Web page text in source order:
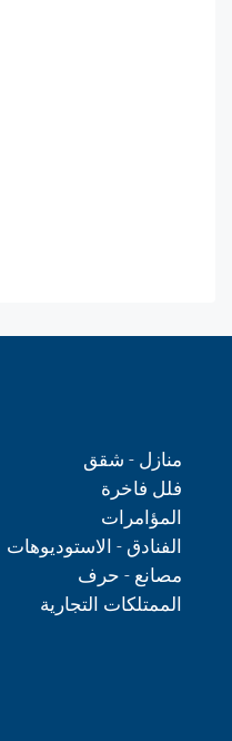
منازل - شقق
فلل فاخرة
المؤامرات
الفنادق - الاستوديوهات
مصانع - حرف
الممتلكات التجارية